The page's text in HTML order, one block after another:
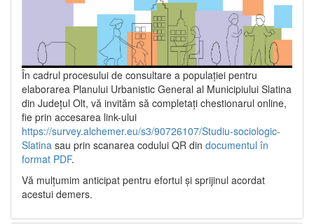
În cadrul procesului de consultare a populaţiei pentru
elaborarea Planului Urbanistic General al Municipiului Slatina
din Județul Olt, vă invităm să completați chestionarul online,
fie prin accesarea link-ului
https://survey.alchemer.eu/s3/90726107/Studiu-sociologic-
Slatina sau prin scanarea codului QR din documentul în
format PDF.
Vă mulţumim anticipat pentru efortul şi sprijinul acordat
acestui demers.